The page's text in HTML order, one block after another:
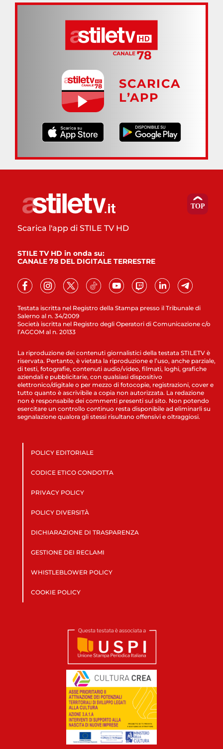
SCARICA
L’APP
Testata iscritta nel Registro della Stampa presso il Tribunale di
Salerno al n. 34/2009
Società iscritta nel Registro degli Operatori di Comunicazione c/o
l’AGCOM al n. 20133
Scarica l'app di STILE TV HD
STILE TV HD in onda su:
CANALE 78 DEL DIGITALE TERRESTRE
La riproduzione dei contenuti giornalistici della testata STILETV è
riservata. Pertanto, è vietata la riproduzione e l’uso, anche parziale,
di testi, fotografie, contenuti audio/video, filmati, loghi, grafiche
aziendali e pubblicitarie, con qualsiasi dispositivo
elettronico/digitale o per mezzo di fotocopie, registrazioni, cover e
tutto quanto è ascrivibile a copia non autorizzata. La redazione
non è responsabile dei commenti presenti sul sito. Non potendo
esercitare un controllo continuo resta disponibile ad eliminarli su
segnalazione qualora gli stessi risultano offensivi e oltraggiosi.
POLICY EDITORIALE
CODICE ETICO CONDOTTA
PRIVACY POLICY
POLICY DIVERSITÀ
DICHIARAZIONE DI TRASPARENZA
GESTIONE DEI RECLAMI
WHISTLEBLOWER POLICY
COOKIE POLICY